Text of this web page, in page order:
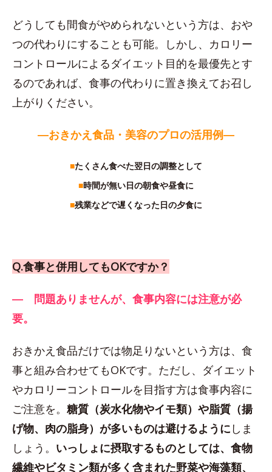
どうしても間食がやめられないという方は、おや
つの代わりにすることも可能。しかし、カロリー
コントロールによるダイエット目的を最優先とす
るのであれば、食事の代わりに置き換えてお召し
上がりください。
―おきかえ食品・美容のプロの活用例―
■たくさん食べた翌日の調整として
■時間が無い日の朝食や昼食に
■残業などで遅くなった日の夕食に
Q.食事と併用してもOKですか？
― 問題ありませんが、食事内容には注意が必
要。
おきかえ食品だけでは物足りないという方は、食
事と組み合わせてもOKです。ただし、ダイエット
やカロリーコントロールを目指す方は食事内容に
ご注意を。 糖質（炭水化物やイモ類）や脂質（揚
げ物、肉の脂身）が多いものは避けるように しま
しょう。 いっしょに摂取するものとしては、食物
繊維やビタミン類が多く含まれた野菜や海藻類、